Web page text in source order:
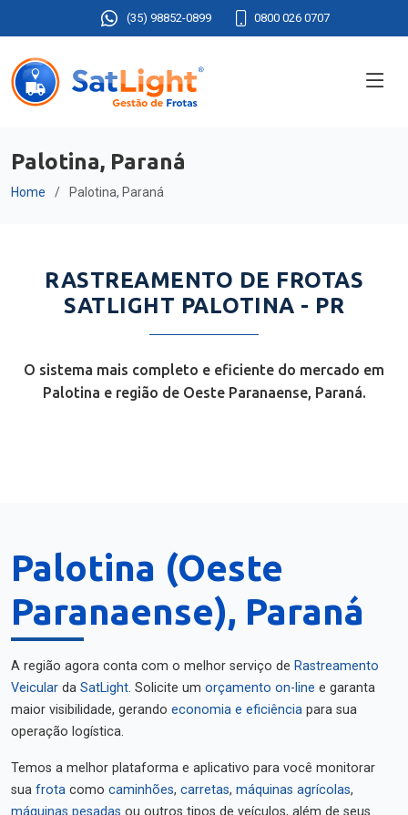
(35) 98852-0899 0800 026 0707
Palotina, Paraná
Home Palotina, Paraná
RASTREAMENTO DE FROTAS
SATLIGHT PALOTINA - PR
O sistema mais completo e eficiente do mercado em
Palotina e região de Oeste Paranaense, Paraná.
Palotina (Oeste
Paranaense), Paraná
A região agora conta com o melhor serviço de Rastreamento
Veicular da SatLight. Solicite um orçamento on-line e garanta
maior visibilidade, gerando economia e eficiência para sua
operação logística.
Temos a melhor plataforma e aplicativo para você monitorar
sua frota como caminhões, carretas, máquinas agrícolas,
máquinas pesadas ou outros tipos de veículos, além de seus